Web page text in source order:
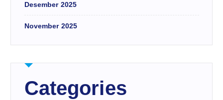
Desember 2025
November 2025
Categories